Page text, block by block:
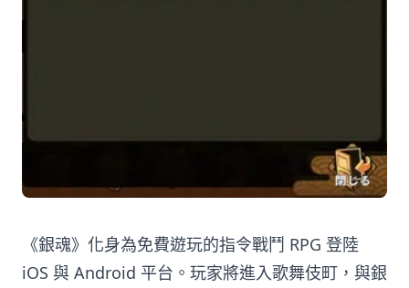
《銀魂》化身為免費遊玩的指令戰鬥 RPG 登陸
iOS 與 Android 平台。玩家將進入歌舞伎町，與銀